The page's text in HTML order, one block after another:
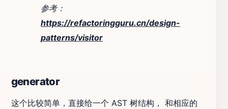
参考：
https://refactoringguru.cn/design-
patterns/visitor
generator
这个比较简单，直接给一个 AST 树结构， 和相应的